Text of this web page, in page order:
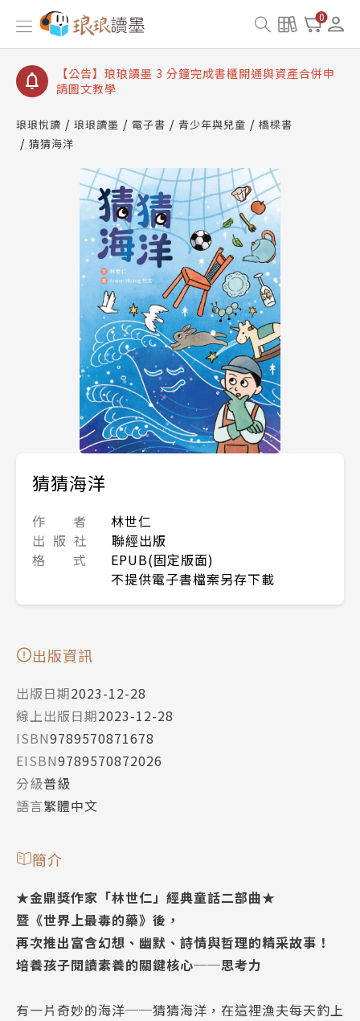
0
【公告】琅琅讀墨數位閱讀資產合併與書櫃開通申請
【公告】琅琅讀墨書櫃開通常見問題
【公告】琅琅讀墨 3 分鐘完成書櫃開通與資產合併申
請圖文教學
查詢
【公告】琅琅讀墨數位閱讀資產合併與書櫃開通申請
琅琅悅讀 琅琅讀墨 電子書 青少年與兒童
橋樑書
猜猜海洋
猜猜海洋
作 者
林世仁
出 版 社
聯經出版
格 式
EPUB(固定版面)
不提供電子書檔案另存下載
出版資訊
出版日期2023-12-28
線上出版日期2023-12-28
ISBN9789570871678
EISBN9789570872026
分級普級
語言繁體中文
簡介
★金鼎獎作家「林世仁」經典童話二部曲★
暨《世界上最毒的藥》後，
再次推出富含幻想、幽默、詩情與哲理的精采故事！
培養孩子閱讀素養的關鍵核心──思考力
有一片奇妙的海洋──猜猜海洋，在這裡漁夫每天釣上